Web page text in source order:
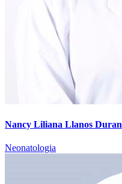
Nancy Liliana Llanos Duran
Neonatologia